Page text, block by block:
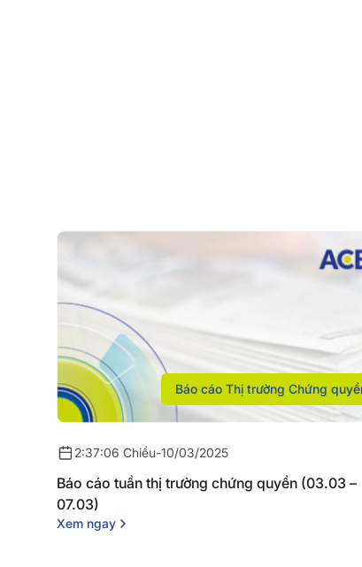
Báo cáo Thị trường Chứng
2:37:06 Chiều-10/03/2025
Báo cáo tuần thị trường chứng quyền (03.03 –
07.03)
Xem ngay